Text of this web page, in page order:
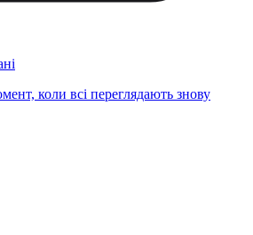
коли всі переглядають знову